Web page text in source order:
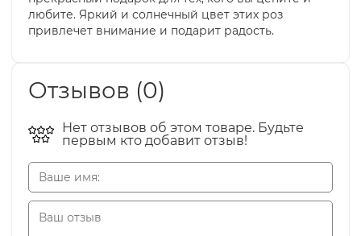
любите. Яркий и солнечный цвет этих роз
привлечет внимание и подарит радость.
Отзывов (0)
Нет отзывов об этом товаре. Будьте
первым кто добавит отзыв!